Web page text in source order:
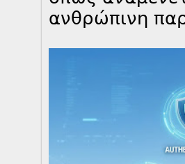
ανθρώπινη